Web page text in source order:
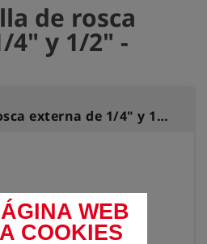
WEB
COOKIES
de rosca
4" y 1/2" -
Doble boquilla de rosca externa de 1/4" y 1/2"